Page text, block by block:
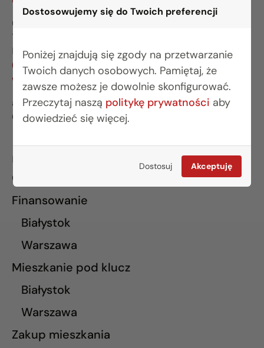
Dostosowujemy się do Twoich preferencji
Poniżej znajdują się zgody na przetwarzanie
Twoich danych osobowych. Pamiętaj, że
zawsze możesz je dowolnie skonfigurować.
Przeczytaj naszą politykę prywatności aby
dowiedzieć się więcej.
Dostosuj Akceptuję
ul. Legionowa 28 lok. 202
15-281 Białystok
BIURO WARSZAWA
(22) 642 03 55
warszawa@rogowskidevelopment.pl
al. Wilanowska 67E lok. U5
02-765 Warszawa
INFORMACJE
O nas
Finansowanie
Białystok
Warszawa
Mieszkanie pod klucz
Białystok
Warszawa
Zakup mieszkania